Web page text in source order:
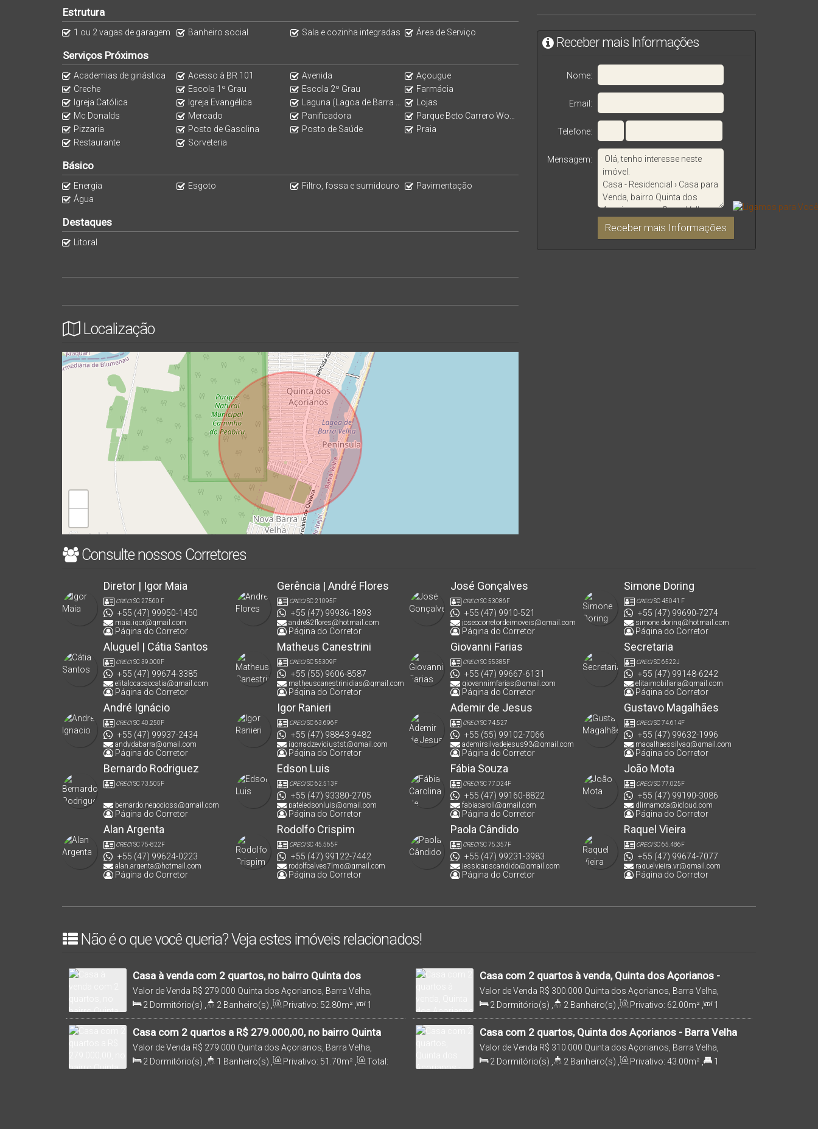
💰 Ótima opção para moradia ou investimento!
Estrutura
1 ou 2 vagas de garagem Banheiro social Sala e cozinha integradas Área de Serviço
Serviços Próximos
Academias de ginástica Acesso à BR 101 Avenida
Açougue
Creche
Escola 1º Grau Escola 2º Grau
Farmácia
Igreja Católica
Igreja Evangélica Laguna (Lagoa de Barra Velha)
Lojas
Mc Donalds
Mercado Panificadora
Parque Beto Carrero World
Pizzaria
Posto de Gasolina Posto de Saúde
Praia
Restaurante
Sorveteria
Básico
Energia Esgoto Filtro, fossa e sumidouro
Pavimentação
Água
Destaques
Litoral
Localização
Receber mais Informações
Nome:
Email:
Telefone:
Mensagem:
Consulte nossos Corretores
Diretor | Igor Maia
CRECISC 27560 F
+55 (47) 99950-1450
maia.igor@gmail.com
Página do Corretor
Gerência | André Flores
CRECISC 21095F
+55 (47) 99936-1893
andre82flores@hotmail.com
Página do Corretor
José Gonçalves
CRECISC 53086F
+55 (47) 9910-521
joseocorretordeimoveis@gmail.com
Página do Corretor
Simone Doring
CRECISC 45041 F
+55 (47) 99690-7274
simone.doring@hotmail.com
Página do Corretor
Aluguel | Cátia Santos
CRECISC 39.000F
+55 (47) 99674-3385
elitalocacaocatia@gmail.com
Página do Corretor
Matheus Canestrini
CRECISC 55309F
+55 (55) 9606-8587
matheuscanestrinidias@gmail.com
Página do Corretor
Giovanni Farias
CRECISC 55385F
+55 (47) 99667-6131
giovannimfarias@gmail.com
Página do Corretor
Secretaria
CRECISC 6522J
+55 (47) 99148-6242
elitaimobiliaria@gmail.com
Página do Corretor
André Ignácio
CRECISC 40.250F
+55 (47) 99937-2434
andydabarra@gmail.com
Página do Corretor
Igor Ranieri
CRECISC 63.696F
+55 (47) 98843-9482
igorradzeviciustst@gmail.com
Página do Corretor
Ademir de Jesus
CRECISC 74.527
+55 (55) 99102-7066
ademirsilvadejesus93@gmail.com
Página do Corretor
Gustavo Magalhães
CRECISC 74.614F
+55 (47) 99632-1996
magalhaessilvag@gmail.com
Página do Corretor
Bernardo Rodriguez
CRECISC 73.505F
bernardo.negocioss@gmail.com
Página do Corretor
Edson Luis
CRECISC 62.513F
+55 (47) 93380-2705
pateledsonluis@gmail.com
Página do Corretor
Fábia Souza
CRECISC 77.024F
+55 (47) 99160-8822
fabiacaroll@gmail.com
Página do Corretor
João Mota
CRECISC 77.025F
+55 (47) 99190-3086
dlimamota@icloud.com
Página do Corretor
Alan Argenta
CRECISC 75-822F
+55 (47) 99624-0223
alan.argenta@hotmail.com
Página do Corretor
Rodolfo Crispim
CRECISC 45.565F
+55 (47) 99122-7442
rodolfoalves7lmg@gmail.com
Página do Corretor
Paola Cândido
CRECISC 75.357F
+55 (47) 99231-3983
jessicapscandido@gmail.com
Página do Corretor
Raquel Vieira
CRECISC 65.486F
+55 (47) 99674-7077
raquelvieira.vr@gmail.com
Página do Corretor
Não é o que você queria? Veja estes imóveis relacionados!
Casa à venda com 2 quartos, no bairro Quinta dos
Açorianos, Barra Velha-SC - CS 2
R$ 279.000
Valor de Venda
Quinta dos Açorianos, Barra Velha,
Santa Catarina, Brasil
2 Dormitório(s) 2 Banheiro(s) Privativo: 52 .80m²
1
Terreno:
.00 Comprimento: 14.50 m, Frente: .00m
Casa com 2 quartos à venda, Quinta dos Açorianos -
Barra Velha
R$ 300.000
Valor de Venda
Quinta dos Açorianos, Barra Velha,
Santa Catarina, Brasil
2 Dormitório(s) 2 Banheiro(s) Privativo: 62 .00m²
1
Útil:
Casa com 2 quartos a R$ 279.000,00, no bairro Quinta
dos Açorianos - Barra Velha | Cód. 1973
R$ 279.000
Valor de Venda
Quinta dos Açorianos, Barra Velha,
Santa Catarina, Brasil
2 Dormitório(s) 1 Banheiro(s) Privativo: 51 .70m²
Total:
Casa com 2 quartos, Quinta dos Açorianos - Barra Velha
| 2484
R$ 310.000
Valor de Venda
Quinta dos Açorianos, Barra Velha,
Santa Catarina, Brasil
2 Dormitório(s) 2 Banheiro(s) Privativo: 43 .00m²
1